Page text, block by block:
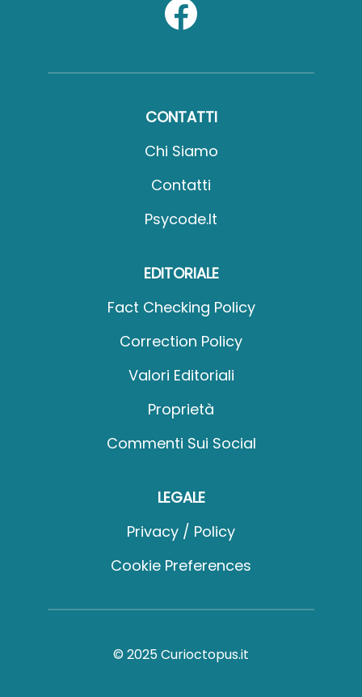
CONTATTI
Chi Siamo
Contatti
Psycode.it
EDITORIALE
Fact Checking Policy
Correction Policy
Valori Editoriali
Proprietà
Commenti Sui Social
LEGALE
Privacy / Policy
Cookie Preferences
© 2025 Curioctopus.it